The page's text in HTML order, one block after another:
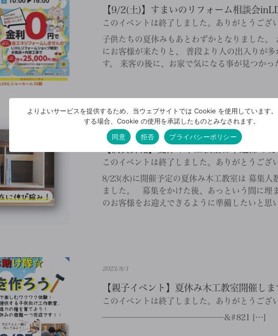
【9/2(土)】すまいのリフォーム相談会
このイベントは終了しました。ありがとうござ
子供たちの夏休みもあとわずかとなりました。
にお客様が来たりと、 普段より人の出入りが
す。 来客の後に、お家で気になる事が見つか
2023/8/4
このイベントは終了しました。ありがとうござ
8/23(水)に開催予定の夏休み木工教室は 募集人
ました。 募集をかけた後、あっという間に埋
のお客様をお迎えできるように準備したいと思
2023/8/1
【親子イベント】夏休み木工教室開催し
このイベントは終了しました。ありがとうござ
———————————————&#821 […]
よりよいサービスを提供するため、当ウェブサイトでは Cookie を使用しています
する場合、Cookie の使用を承諾したものとみなされます。
同意
拒否 プライバシーポリシー